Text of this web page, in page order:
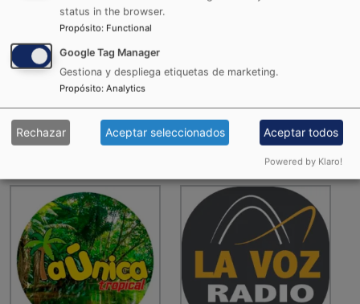
La Karibeña La RocknPop
status in the browser.
Propósito: Functional
Google Tag Manager
Gestiona y despliega etiquetas de marketing.
Propósito: Analytics
Rechazar Aceptar seleccionados Aceptar todos
Powered by Klaro!